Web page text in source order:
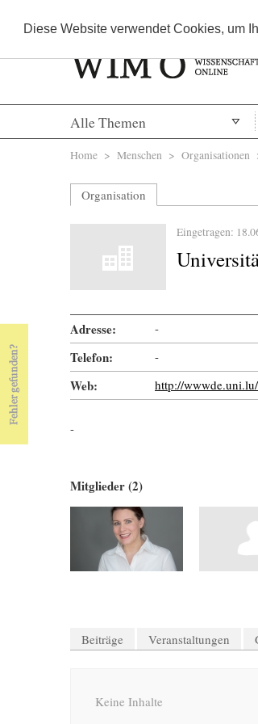
Diese Website verwendet Cookies, um
Alle Themen
Sie sind hier
Home > Menschen > Organisationen
Organisation
Eingetragen:
Adresse: -
Telefon: -
Web: http://wwwde.uni.lu/
-
Mitglieder (2)
Beiträge Veranstaltungen
Keine Inhalte